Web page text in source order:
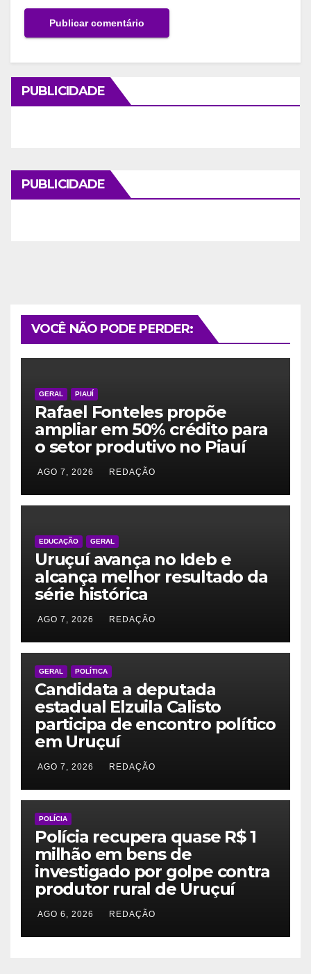
PUBLICIDADE
PUBLICIDADE
VOCÊ NÃO PODE PERDER:
GERAL PIAUÍ
Rafael Fonteles propõe
ampliar em 50% crédito para
o setor produtivo no Piauí
AGO 7, 2026 REDAÇÃO
EDUCAÇÃO GERAL
Uruçuí avança no Ideb e
alcança melhor resultado da
série histórica
AGO 7, 2026 REDAÇÃO
GERAL POLÍTICA
Candidata a deputada
estadual Elzuila Calisto
participa de encontro político
em Uruçuí
AGO 7, 2026 REDAÇÃO
POLÍCIA
Polícia recupera quase R$ 1
milhão em bens de
investigado por golpe contra
produtor rural de Uruçuí
AGO 6, 2026 REDAÇÃO